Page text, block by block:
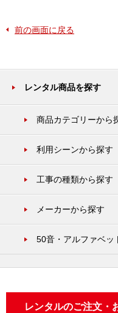
前の画面に戻る
レンタル商品を探す
商品カテゴリーから
利用シーンから探す
工事の種類から探す
メーカーから探す
50音・アルファベッ
レンタルのご注文・